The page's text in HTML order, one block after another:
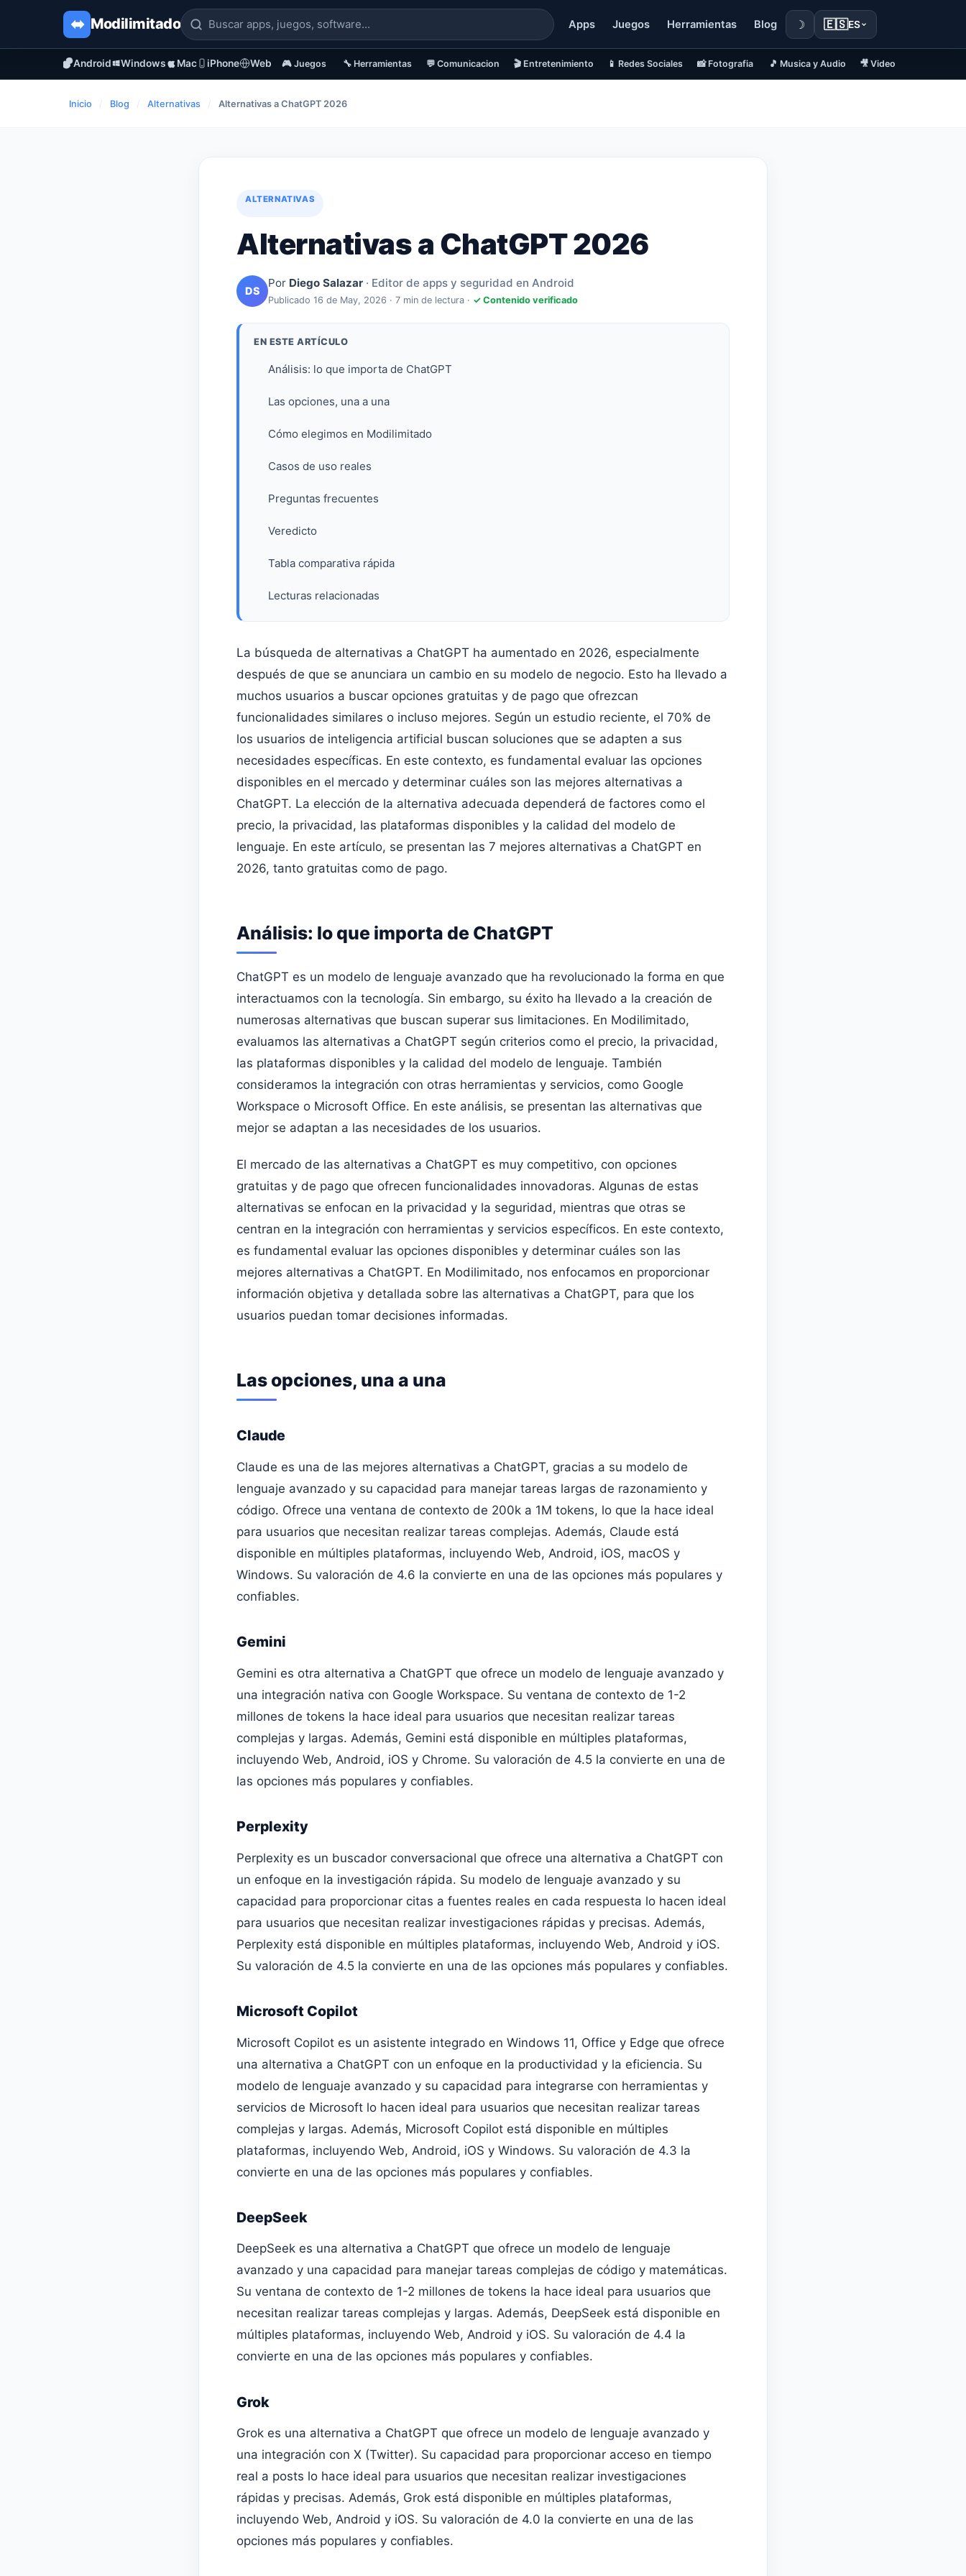
Modilimitado Apps Juegos Herramientas Blog ☽ 🇪🇸ES
Android Windows Mac iPhone Web 🎮 Juegos 🔧 Herramientas 💬 Comunicacion 🎬 Entretenimiento 📱 Redes Sociales 📸 Fotografia 🎵 Musica y Audio 🎥 Video
Inicio / Blog / Alternativas / Alternativas a ChatGPT 2026
ALTERNATIVAS
Alternativas a ChatGPT 2026
DS
Por Diego Salazar · Editor de apps y seguridad en Android
Publicado 16 de May, 2026 · 7 min de lectura · ✓ Contenido verificado
EN ESTE ARTÍCULO
Análisis: lo que importa de ChatGPT
Las opciones, una a una
Cómo elegimos en Modilimitado
Casos de uso reales
Preguntas frecuentes
Veredicto
Tabla comparativa rápida
Lecturas relacionadas
La búsqueda de alternativas a ChatGPT ha aumentado en 2026, especialmente
después de que se anunciara un cambio en su modelo de negocio. Esto ha llevado a
muchos usuarios a buscar opciones gratuitas y de pago que ofrezcan
funcionalidades similares o incluso mejores. Según un estudio reciente, el 70% de
los usuarios de inteligencia artificial buscan soluciones que se adapten a sus
necesidades específicas. En este contexto, es fundamental evaluar las opciones
disponibles en el mercado y determinar cuáles son las mejores alternativas a
ChatGPT. La elección de la alternativa adecuada dependerá de factores como el
precio, la privacidad, las plataformas disponibles y la calidad del modelo de
lenguaje. En este artículo, se presentan las 7 mejores alternativas a ChatGPT en
2026, tanto gratuitas como de pago.
Análisis: lo que importa de ChatGPT
ChatGPT es un modelo de lenguaje avanzado que ha revolucionado la forma en que
interactuamos con la tecnología. Sin embargo, su éxito ha llevado a la creación de
numerosas alternativas que buscan superar sus limitaciones. En Modilimitado,
evaluamos las alternativas a ChatGPT según criterios como el precio, la privacidad,
las plataformas disponibles y la calidad del modelo de lenguaje. También
consideramos la integración con otras herramientas y servicios, como Google
Workspace o Microsoft Office. En este análisis, se presentan las alternativas que
mejor se adaptan a las necesidades de los usuarios.
El mercado de las alternativas a ChatGPT es muy competitivo, con opciones
gratuitas y de pago que ofrecen funcionalidades innovadoras. Algunas de estas
alternativas se enfocan en la privacidad y la seguridad, mientras que otras se
centran en la integración con herramientas y servicios específicos. En este contexto,
es fundamental evaluar las opciones disponibles y determinar cuáles son las
mejores alternativas a ChatGPT. En Modilimitado, nos enfocamos en proporcionar
información objetiva y detallada sobre las alternativas a ChatGPT, para que los
usuarios puedan tomar decisiones informadas.
Las opciones, una a una
Claude
Claude es una de las mejores alternativas a ChatGPT, gracias a su modelo de
lenguaje avanzado y su capacidad para manejar tareas largas de razonamiento y
código. Ofrece una ventana de contexto de 200k a 1M tokens, lo que la hace ideal
para usuarios que necesitan realizar tareas complejas. Además, Claude está
disponible en múltiples plataformas, incluyendo Web, Android, iOS, macOS y
Windows. Su valoración de 4.6 la convierte en una de las opciones más populares y
confiables.
Gemini
Gemini es otra alternativa a ChatGPT que ofrece un modelo de lenguaje avanzado y
una integración nativa con Google Workspace. Su ventana de contexto de 1-2
millones de tokens la hace ideal para usuarios que necesitan realizar tareas
complejas y largas. Además, Gemini está disponible en múltiples plataformas,
incluyendo Web, Android, iOS y Chrome. Su valoración de 4.5 la convierte en una de
las opciones más populares y confiables.
Perplexity
Perplexity es un buscador conversacional que ofrece una alternativa a ChatGPT con
un enfoque en la investigación rápida. Su modelo de lenguaje avanzado y su
capacidad para proporcionar citas a fuentes reales en cada respuesta lo hacen ideal
para usuarios que necesitan realizar investigaciones rápidas y precisas. Además,
Perplexity está disponible en múltiples plataformas, incluyendo Web, Android y iOS.
Su valoración de 4.5 la convierte en una de las opciones más populares y confiables.
Microsoft Copilot
Microsoft Copilot es un asistente integrado en Windows 11, Office y Edge que ofrece
una alternativa a ChatGPT con un enfoque en la productividad y la eficiencia. Su
modelo de lenguaje avanzado y su capacidad para integrarse con herramientas y
servicios de Microsoft lo hacen ideal para usuarios que necesitan realizar tareas
complejas y largas. Además, Microsoft Copilot está disponible en múltiples
plataformas, incluyendo Web, Android, iOS y Windows. Su valoración de 4.3 la
convierte en una de las opciones más populares y confiables.
DeepSeek
DeepSeek es una alternativa a ChatGPT que ofrece un modelo de lenguaje
avanzado y una capacidad para manejar tareas complejas de código y matemáticas.
Su ventana de contexto de 1-2 millones de tokens la hace ideal para usuarios que
necesitan realizar tareas complejas y largas. Además, DeepSeek está disponible en
múltiples plataformas, incluyendo Web, Android y iOS. Su valoración de 4.4 la
convierte en una de las opciones más populares y confiables.
Grok
Grok es una alternativa a ChatGPT que ofrece un modelo de lenguaje avanzado y
una integración con X (Twitter). Su capacidad para proporcionar acceso en tiempo
real a posts lo hace ideal para usuarios que necesitan realizar investigaciones
rápidas y precisas. Además, Grok está disponible en múltiples plataformas,
incluyendo Web, Android y iOS. Su valoración de 4.0 la convierte en una de las
opciones más populares y confiables.